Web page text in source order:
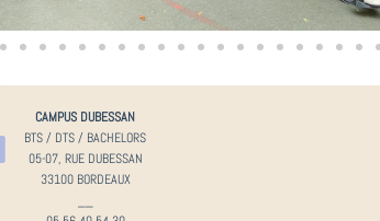
CAMPUS DUBESSAN
BTS / DTS / BACHELORS
05-07, RUE DUBESSAN
33100 BORDEAUX